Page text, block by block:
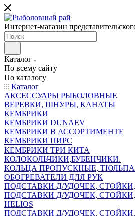
Интернет-магазин
Каталог
По всему сайту
По каталогу
Каталог
АКСЕССУАРЫ РЫБОЛОВНЫЕ
ВЕРЕВКИ, ШНУРЫ, КАНАТЫ
КЕМБРИКИ
КЕМБРИКИ DUNAEV
КЕМБРИКИ В АССОРТИМЕНТЕ
КЕМБРИКИ ПИРС
КЕМБРИКИ ТРИ КИТА
КОЛОКОЛЬЧИКИ,БУБЕНЧИКИ.
КОЛЬЦА ПРОПУСКНЫЕ,
ОБОГРЕВАТЕЛИ ДЛЯ РУК
ПОДСТАВКИ Д/УДОЧЕК,
ПОДСТАВКИ Д/УДОЧЕК,
HELIOS
ПОДСТАВКИ Д/УДОЧЕК,